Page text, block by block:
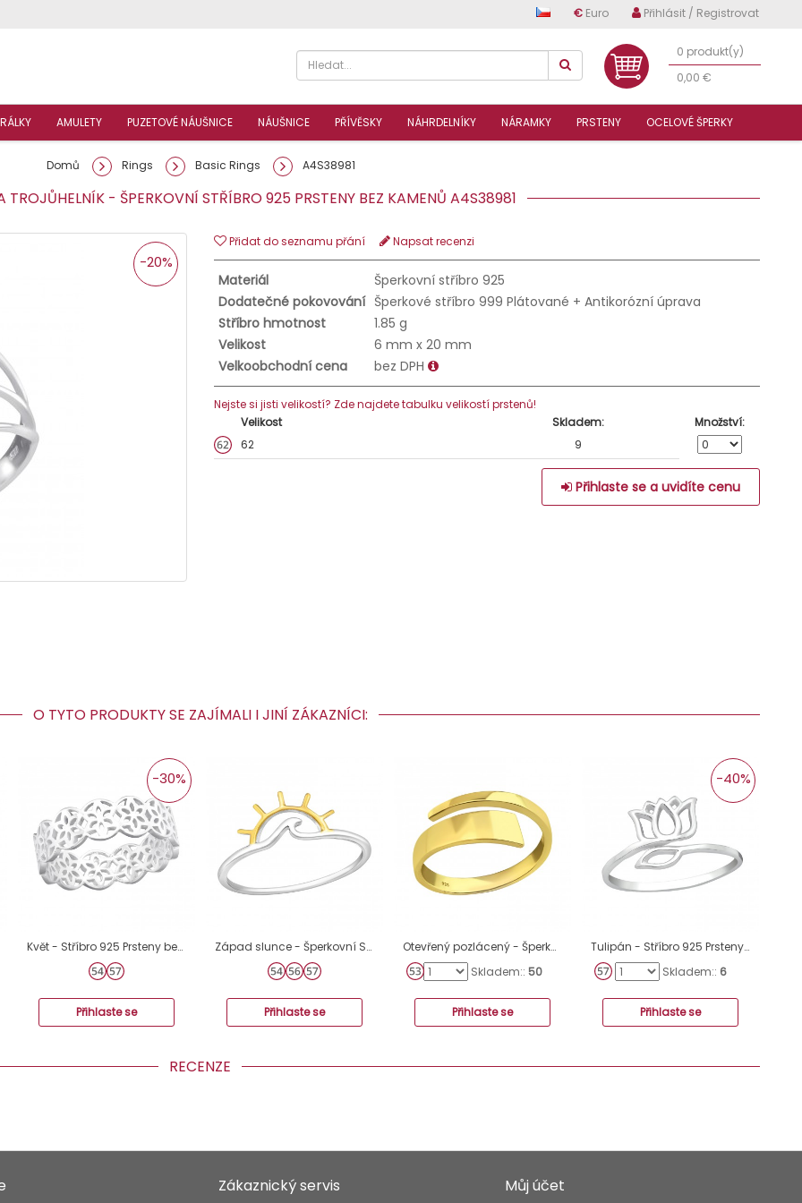
€ Euro Přihlásit / Registrovat
0 produkt(y)
0,00 €
AMULETY PUZETOVÉ NÁUŠNICE NÁUŠNICE PŘÍVĚSKY NÁHRDELNÍKY NÁRAMKY PRSTENY OCELOVÉ ŠPERKY
Domů Rings Basic Rings A4S38981
- ŠPERKOVNÍ STŘÍBRO 925 PRSTENY BEZ KAMENŮ A4S38981
-20%
Přidat do seznamu přání Napsat recenzi
Materiál
Šperkovní stříbro 925
Dodatečné pokovování Šperkové stříbro 999 Plátované + Antikorózní úprava
Stříbro hmotnost
1.85 g
Velikost
6 mm x 20 mm
Velkoobchodní cena
bez DPH
Nejste si jisti velikostí? Zde najdete tabulku velikostí prstenů!
Velikost
Skladem:
Množství:
62
9
Přihlaste se a uvidíte cenu
O TYTO PRODUKTY SE ZAJÍMALI I JINÍ ZÁKAZNÍCI:
Květ - Stříbro 925 Prsteny bez kamenů A4S41397
-30%
Přihlaste se
Západ slunce - Šperkovní Stříbro 925 Prsteny Bez Kamenů A4S45195
Přihlaste se
Otevřený pozlácený - Šperkovní Stříbro 925 Prsteny Bez Kamenů A4S40269
Skladem:: 50
Přihlaste se
Tulipán - Stříbro 925 Prsteny bez kamenů A4S38956
-40%
Skladem:: 6
Přihlaste se
RECENZE
Zákaznický servis Můj účet